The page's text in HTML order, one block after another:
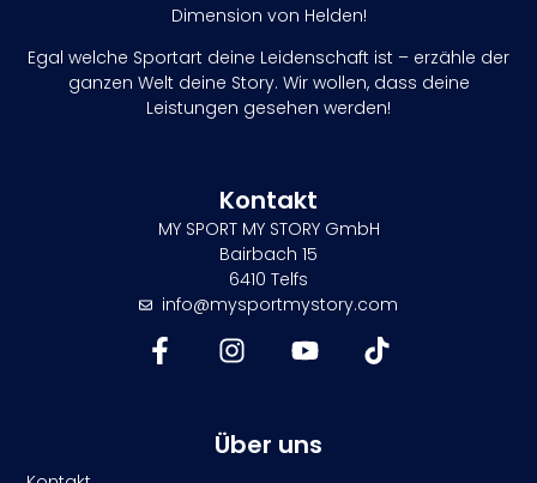
Dimension von Helden!
Egal welche Sportart deine Leidenschaft ist – erzähle der
ganzen Welt deine Story. Wir wollen, dass deine
Leistungen gesehen werden!
Kontakt
MY SPORT MY STORY GmbH
Bairbach 15
6410 Telfs
info@mysportmystory.com
Über uns